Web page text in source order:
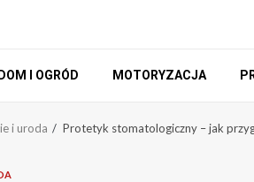
DOM I OGRÓD MOTORYZACJA
i uroda Protetyk stomatologiczny – jak